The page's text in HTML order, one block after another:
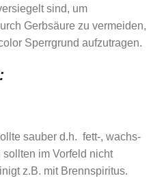
sind, um
Gerbsäure zu vermeiden,
Sperrgrund aufzutragen.
sauber d.h. fett-, wachs-
im Vorfeld nicht
z.B. mit Brennspiritus.